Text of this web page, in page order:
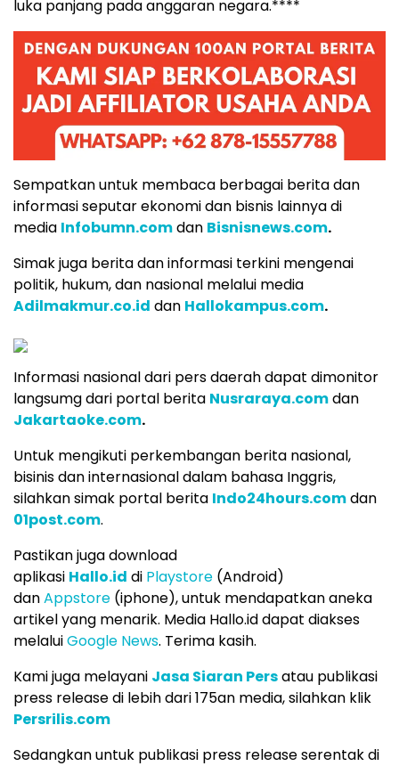
luka panjang pada anggaran negara.****
Sempatkan untuk membaca berbagai berita dan
informasi seputar ekonomi dan bisnis lainnya di
media Infobumn.comdan Bisnisnews.com.
Simak juga berita dan informasi terkini mengenai
politik, hukum, dan nasional melalui media
Adilmakmur.co.id dan Hallokampus.com.
Informasi nasional dari pers daerah dapat dimonitor
langsumg dari portal berita Nusraraya.comdan
Jakartaoke.com.
Untuk mengikuti perkembangan berita nasional,
bisinis dan internasional dalam bahasa Inggris,
silahkan simak portal berita Indo24hours.comdan
01post.com.
Pastikan juga download
aplikasi Hallo.id di Playstore (Android)
danAppstore (iphone), untuk mendapatkan aneka
artikel yang menarik. Media Hallo.id dapat diakses
melaluiGoogle News. Terima kasih.
Kami juga melayani Jasa Siaran Persatau publikasi
press release di lebih dari 175an media, silahkan klik
Persrilis.com
Sedangkan untuk publikasi press release serentak di